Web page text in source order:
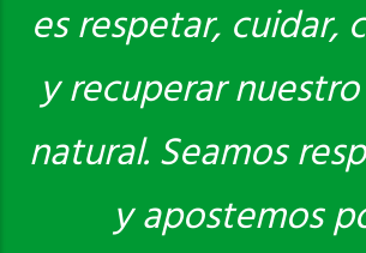
es respetar, cuidar,
y recuperar
natural. Seamos
y apostemos